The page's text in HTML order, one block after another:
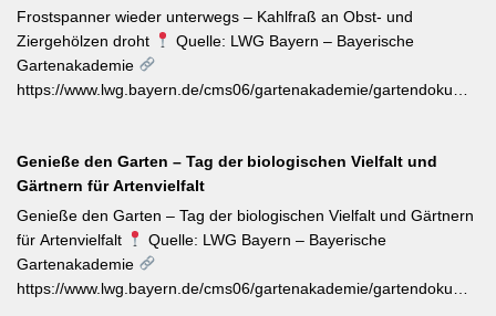
Riebtentrieb durch Anbinden in die gewünschte Richtung geleitet
werden. Ab Ende Juni ist die Hochblüte zudem die beste Zeit für
Veredelungen: robuste Sorten lassen sich jetzt mit jungen
Unterlagen zusammenbringen. Eine schnell wirkende
Spätsommer.
Frostspanner wieder unterwegs – Kahlfraß an Obst- und
Ziergehölzen droht
Quelle: LWG Bayern – Bayerische
Gartenakademie
https://www.lwg.bayern.de/cms06/gartenakademie/
Apfelbäumen, Rosen, Ahorn und Hartriegel. Die charakteristisch
„katzenbuckelnd“ krabbelenden Larven des Kleinen und Großen
Frostspanners können bei Massenbefall kahlen Fraß
verursachen. Gegenmaßnahmen: Leimringe ab Herbst, gezielter
Meisen-Förderung und – falls nötig – biologische
Pflanzenschutzmittel. [Thema-Tag: #Schädlingsbekämpfung
Genieße den Garten – Tag der biologischen Vielfalt und
Gärtnern für Artenvielfalt
Genieße den Garten – Tag der biologischen Vielfalt und Gärtnern
für Artenvielfalt
Quelle: LWG Bayern – Bayerische
Gartenakademie
https://www.lwg.bayern.de/cms06/gartenakademie/